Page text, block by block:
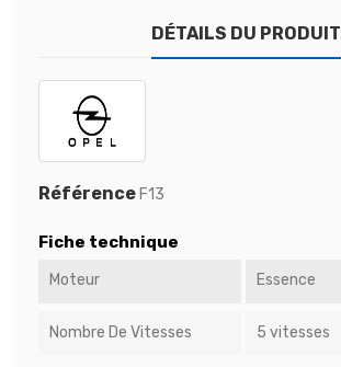
DÉTAILS DU PRODUIT
Référence F13
Fiche technique
Moteur Essence
Nombre De Vitesses 5 vitesses